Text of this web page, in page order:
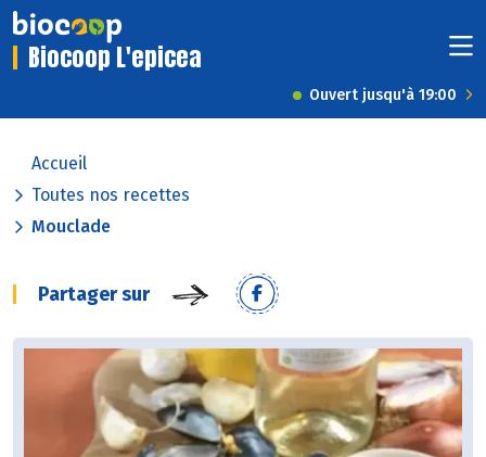
Biocoop L'epicea
Ouvert jusqu'à 19:00
Accueil
Toutes nos recettes
Mouclade
Partager sur